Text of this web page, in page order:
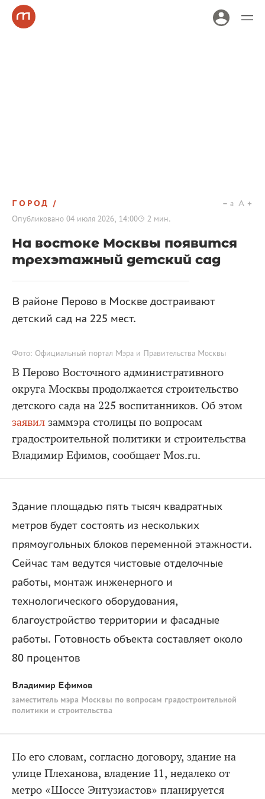
ГОРОД
Опубликовано 04 июля 2026, 14:00 2 мин.
a A
На востоке Москвы появится
трехэтажный детский сад
В районе Перово в Москве достраивают
детский сад на 225 мест.
Фото: Официальный портал Мэра и Правительства Москвы
В Перово Восточного административного
округа Москвы продолжается строительство
детского сада на 225 воспитанников. Об этом
заявил заммэра столицы по вопросам
градостроительной политики и строительства
Владимир Ефимов, сообщает Mos.ru.
Здание площадью пять тысяч квадратных
метров будет состоять из нескольких
прямоугольных блоков переменной этажности.
Сейчас там ведутся чистовые отделочные
работы, монтаж инженерного и
технологического оборудования,
благоустройство территории и фасадные
работы. Готовность объекта составляет около
80 процентов
Владимир Ефимов
заместитель мэра Москвы по вопросам градостроительной
политики и строительства
По его словам, согласно договору, здание на
улице Плеханова, владение 11, недалеко от
метро «Шоссе Энтузиастов» планируется